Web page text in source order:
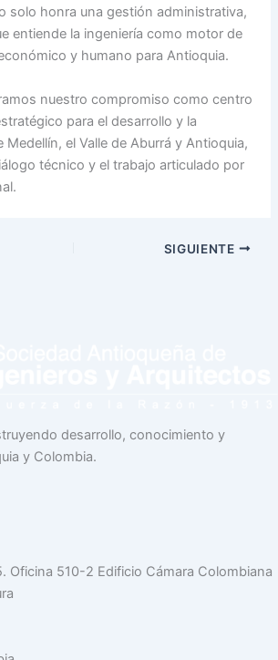
solo honra una gestión administrativa,
entiende la ingeniería como motor de
y humano para Antioquia.
nuestro compromiso como centro
para el desarrollo y la
el Valle de Aburrá y Antioquia,
técnico y el trabajo articulado por
SIGUIENTE
desarrollo, conocimiento y
y Colombia.
Oficina 510-2 Edificio Cámara Colombiana